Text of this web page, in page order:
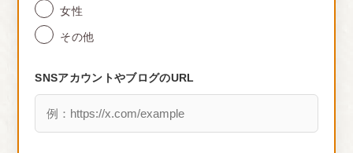
女性
その他
SNSアカウントやブログのURL